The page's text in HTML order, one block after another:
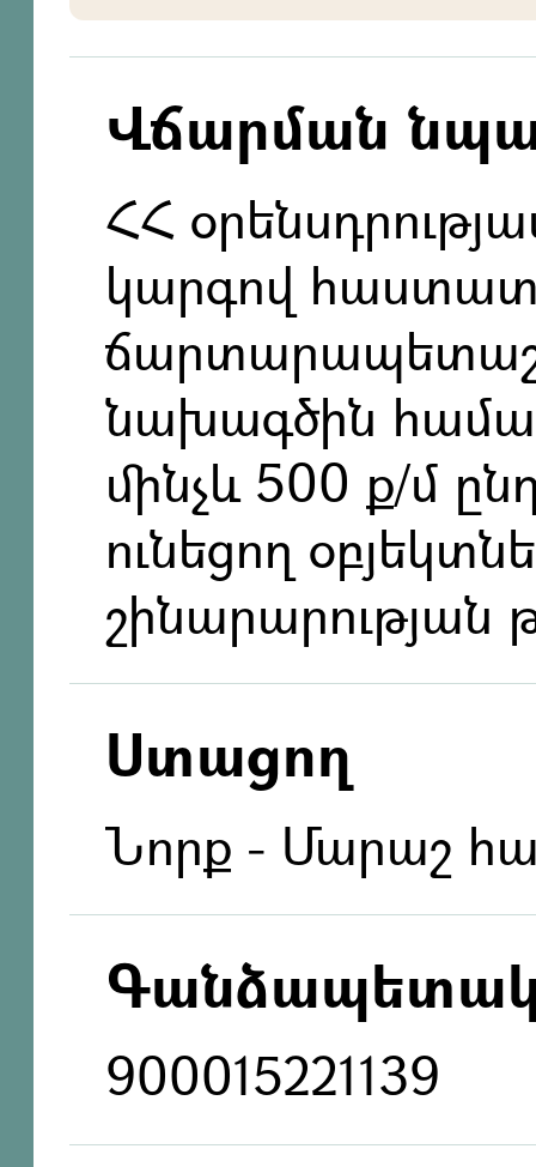
Վճարման
ՀՀ
կարգով
նախագծին
մինչև 500 ք/մ
ունեցող
շինարարության
Ստացող
Նորք - Մարաշ
900015221139